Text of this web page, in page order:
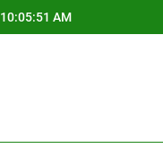
10:05:52 AM